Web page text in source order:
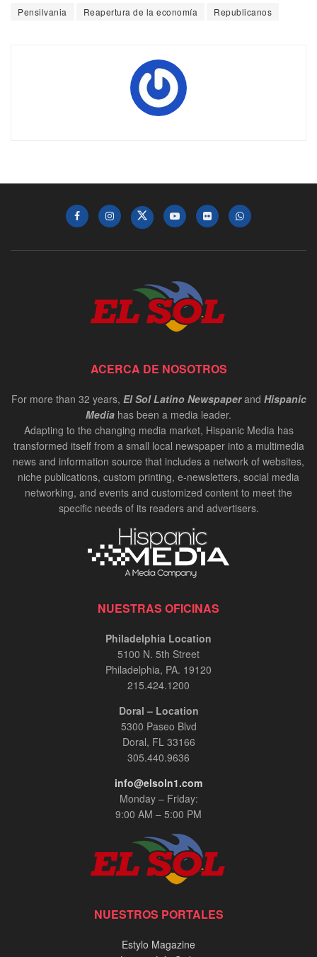
Pensilvania
Reapertura de la economía Republicanos
ACERCA DE NOSOTROS
For more than 32 years, El Sol Latino Newspaperand Hispanic
Media has been a media leader.
Adapting to the changing media market, Hispanic Media has
transformed itself from a small local newspaper into a multimedia
news and information source that includes a network of websites,
niche publications, custom printing, e-newsletters, social media
networking, and events and customized content to meet the
specific needs of its readers and advertisers.
NUESTRAS OFICINAS
Philadelphia Location
5100 N. 5th Street
Philadelphia, PA. 19120
215.424.1200
Doral – Location
5300 Paseo Blvd
Doral, FL 33166
305.440.9636
info@elsoln1.com
Monday – Friday:
9:00 AM – 5:00 PM
NUESTROS PORTALES
Estylo Magazine